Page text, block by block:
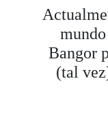
Bangor
(tal